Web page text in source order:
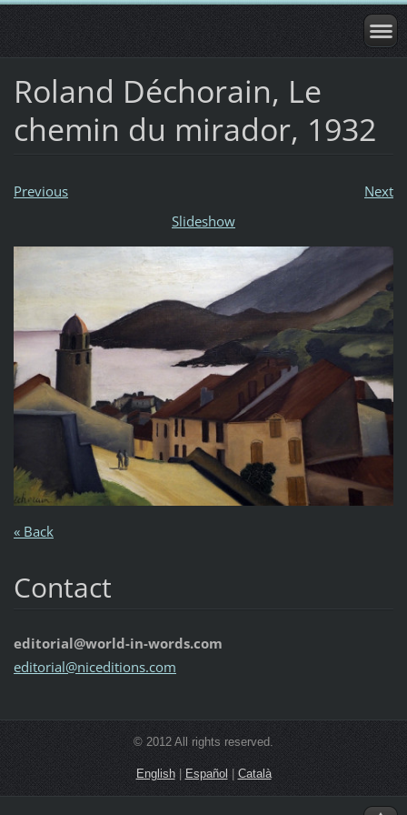
Roland Déchorain, Le
chemin du mirador, 1932
Previous
Next
Slideshow
« Back
Contact
editorial@world-in-words.com
editorial@niceditions.com
© 2012 All rights reserved.
English|Español |Català